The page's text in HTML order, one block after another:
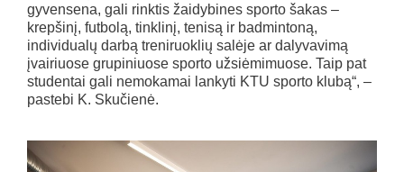
gyvensena, gali rinktis žaidybines sporto šakas –
krepšinį, futbolą, tinklinį, tenisą ir badmintoną,
individualų darbą treniruoklių salėje ar dalyvavimą
įvairiuose grupiniuose sporto užsiėmimuose. Taip pat
studentai gali nemokamai lankyti KTU sporto klubą“, –
pastebi K. Skučienė.